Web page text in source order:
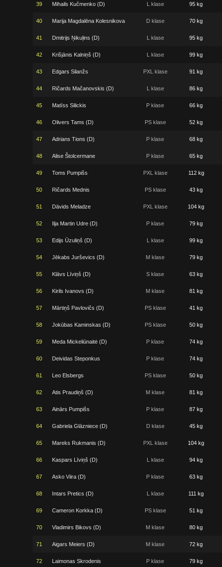
39 Mihails Kučmenko (D) L klase 95 kg
40 Marija Magdalēna Kolesnikova D klase 70 kg
41 Dmitrijs Ņikuļins (D) L klase 95 kg
42 Krišjānis Kalniņš (D) L klase 99 kg
43 Edgars Silanžs PXL klase 91 kg
44 Ričards Mačanovskis (D) L klase 86 kg
45 Matīss Silickis P klase 66 kg
46 Olivers Tams (D) PS klase 52 kg
47 Adrians Tions (D) P klase 68 kg
48 Alise Štolcermane P klase 65 kg
49 Toms Pumpišs PXL klase 112 kg
50 Ričards Mednis PS klase 43 kg
51 Dāvids Meladze PXL klase 104 kg
52 Ilja Martin Udre (D) P klase 79 kg
53 Edijs Ūzuliņš (D) L klase 99 kg
54 Jēkabs Jurševics (D) M klase 79 kg
55 Klāvs Līviņš (D) S klase 63 kg
56 Kirils Ivanovs (D) M klase 81 kg
57 Mārtiņš Pavlovičs (D) PS klase 41 kg
58 Jokūbas Kaminskas (D) PS klase 50 kg
59 Meda Mickeliūnaitė (D) P klase 74 kg
60 Deividas Steponkus P klase 74 kg
61 Leo Elsbergs PS klase 50 kg
62 Atis Praudiņš (D) M klase 81 kg
63 Ainārs Pumpišs P klase 87 kg
64 Gabriela Glāzniece (D) D klase 45 kg
65 Mareks Rukmanis (D) PXL klase 104 kg
66 Kaspars Līviņš (D) L klase 94 kg
67 Asko Viira (D) P klase 63 kg
68 Intars Pretics (D) L klase 111 kg
69 Cameron Korkka (D) PS klase 51 kg
70 Vladimirs Bikovs (D) M klase 80 kg
71 Aigars Meiers (D) M klase 72 kg
72 Laimonas Skrodenis P klase 79 kg